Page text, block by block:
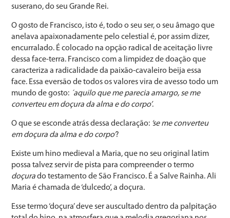
suserano, do seu Grande Rei.
O gosto de Francisco, isto é, todo o seu ser, o seu âmago que
anelava apaixonadamente pelo celestial é, por assim dizer,
encurralado. É colocado na opção radical de aceitação livre
dessa face-terra. Francisco com a limpidez de doação que
caracteriza a radicalidade da paixão-cavaleiro beija essa
face. Essa eversão de todos os valores vira de avesso todo um
mundo de gosto: ´aquilo que me parecia amargo, se me
converteu em doçura da alma e do corpo’.
O que se esconde atrás dessa declaração: ‘se me converteu
em doçura da alma e do corpo’?
Existe um hino medieval a Maria, que no seu original latim
possa talvez servir de pista para compreender o termo
doçurado testamento de São Francisco. É a Salve Rainha. Ali
Maria é chamada de ‘dulcedo’, a doçura.
Esse termo ‘doçura’ deve ser auscultado dentro da palpitação